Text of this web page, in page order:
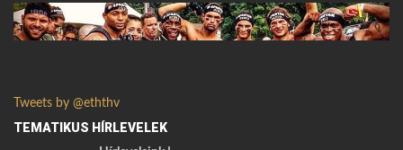
Tweets by @eththv
TEMATIKUS HÍRLEVELEK